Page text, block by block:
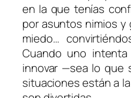
en la que tenías
por asuntos nimios
miedo…
Cuando uno
innovar —sea lo que
situaciones están a